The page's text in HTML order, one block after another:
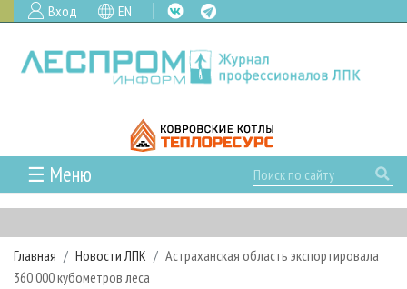
Вход EN
☰ Меню
ГЛАВНАЯ
РУБРИКИ И ТЕМЫ
РУБРИКИ ЖУРНАЛА
НОВОСТИ
Главная Новости ЛПК
Астраханская область экспортировала
360 000 кубометров леса